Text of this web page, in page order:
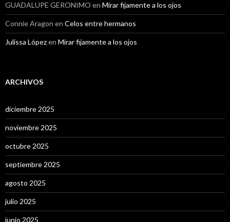
GUADALUPE GERONIMO en Mirar fijamente a los ojos
Connie Aragon en Celos entre hermanos
Julissa Lópezen Mirar fijamente a los ojos
ARCHIVOS
diciembre 2025
noviembre 2025
octubre 2025
septiembre 2025
agosto 2025
julio 2025
junio 2025